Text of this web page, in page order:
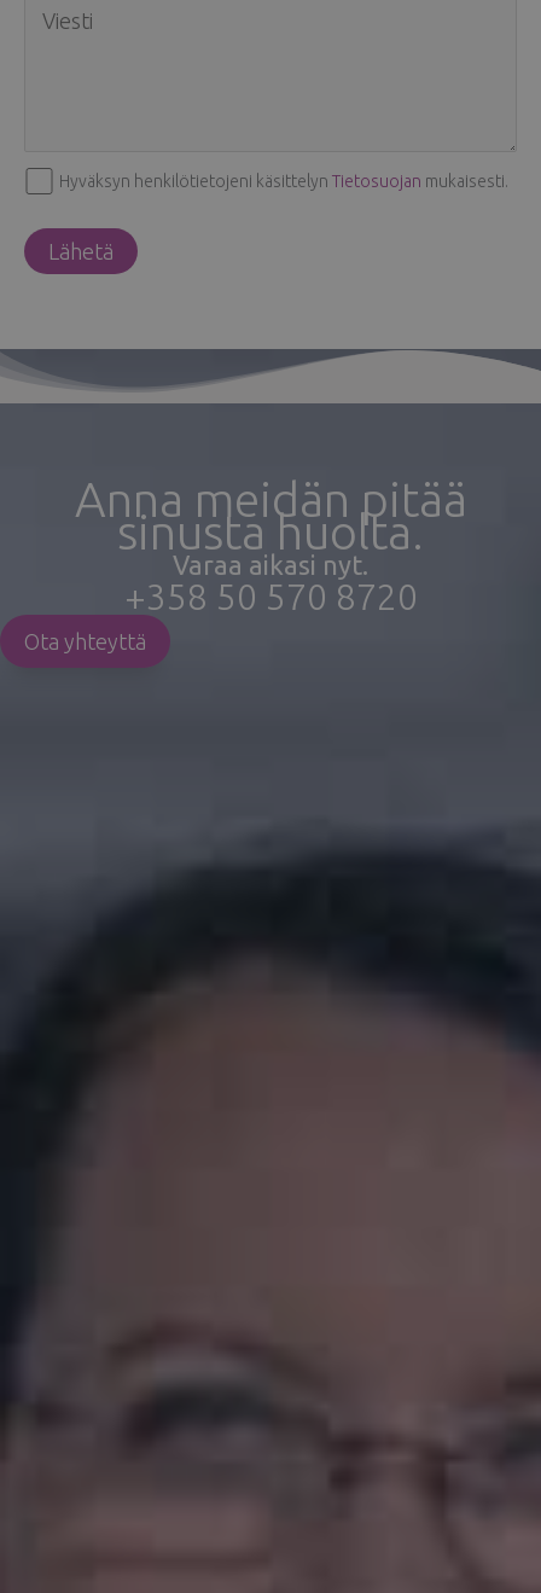
Hyväksyn henkilötietojeni käsittelynTietosuojan mukaisesti.
Anna meidän pitää
sinusta huolta.
Varaa aikasi nyt.
+358 50 570 8720
Ota yhteyttä